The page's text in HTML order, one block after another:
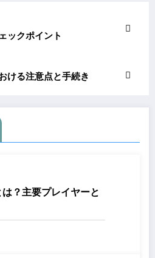
ックポイント
ける注意点と手続き
？主要プレイヤーと